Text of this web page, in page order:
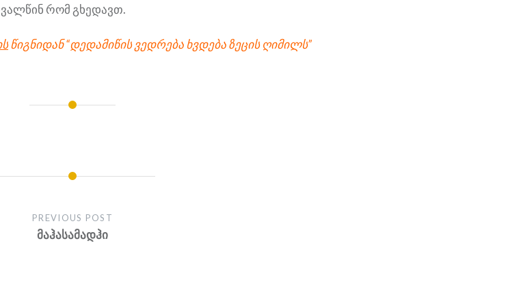
რომ გხედავთ.
წიგნიდან “დედამიწის ვედრება ხვდება ზეცის ღიმილს”
PREVIOUS POST
მაჰასამადჰი